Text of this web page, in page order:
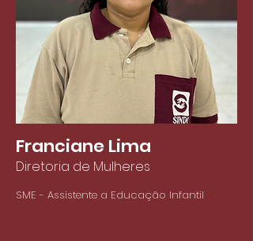
Franciane Lima
Diretoria de Mulheres
SME - Assistente a Educação Infantil